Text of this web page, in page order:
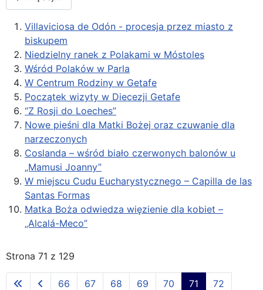
Villaviciosa de Odón - procesja przez miasto z
biskupem
Niedzielny ranek z Polakami w Móstoles
Wśród Polaków w Parla
W Centrum Rodziny w Getafe
Początek wizyty w Diecezji Getafe
“Z Rosji do Loeches”
Nowe pieśni dla Matki Bożej oraz czuwanie dla
narzeczonych
Coslanda – wśród biało czerwonych balonów u
„Mamusi Joanny”
W miejscu Cudu Eucharystycznego – Capilla de las
Santas Formas
Matka Boża odwiedza więzienie dla kobiet –
„Alcalá-Meco”
Strona 71 z 129
66 67 68 69 70 71
72